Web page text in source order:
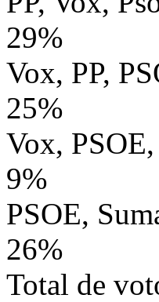
29%
Vox, PP,
25%
Vox,
9%
PSOE,
26%
Total de